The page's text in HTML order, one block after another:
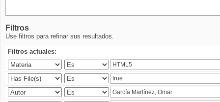
Filtros
Use filtros para refinar sus resultados.
Filtros actuales: